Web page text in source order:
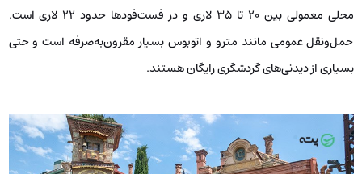
محلی معمولی بین 20 تا 35 لاری و در فست‌فودها حدود 22 لاری است.
حمل‌ونقل عمومی مانند مترو و اتوبوس بسیار مقرون‌به‌صرفه است و حتی
بسیاری از دیدنی‌های گردشگری رایگان هستند.